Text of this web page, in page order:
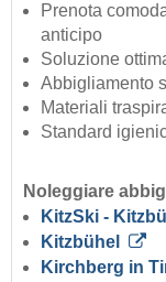
Prenota
anticipo
Soluzione
Abbigliamento
Materiali
Standard
Noleggiare
KitzSki -
Kitzbühel
Kirchberg in